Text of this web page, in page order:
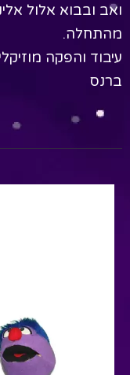
ואב ובבוא אלול
מהתחלה.
עיבוד והפקה
ברנס